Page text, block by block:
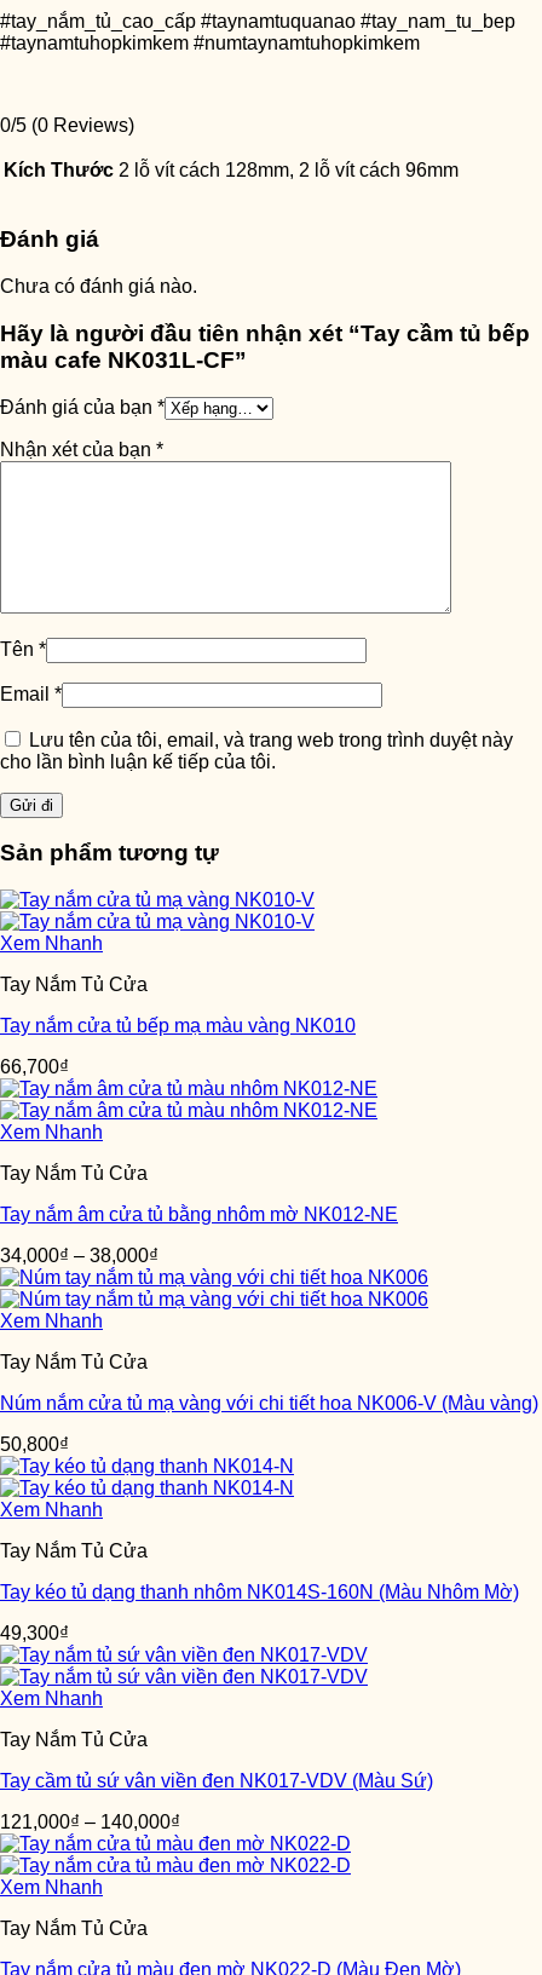
#tay_nắm_tủ_cao_cấp #taynamtuquanao #tay_nam_tu_bep
#taynamtuhopkimkem #numtaynamtuhopkimkem
0/5 (0 Reviews)
Kích Thước 2 lỗ vít cách 128mm, 2 lỗ vít cách 96mm
Đánh giá
Chưa có đánh giá nào.
Hãy là người đầu tiên nhận xét “Tay cầm tủ bếp
màu cafe NK031L-CF”
Đánh giá của bạn *
Nhận xét của bạn *
Tên *
Email *
Lưu tên của tôi, email, và trang web trong trình duyệt này
cho lần bình luận kế tiếp của tôi.
Sản phẩm tương tự
Xem Nhanh
Tay Nắm Tủ Cửa
Tay nắm cửa tủ bếp mạ màu vàng NK010
66,700₫
Xem Nhanh
Tay Nắm Tủ Cửa
Tay nắm âm cửa tủ bằng nhôm mờ NK012-NE
34,000₫ – 38,000₫
Xem Nhanh
Tay Nắm Tủ Cửa
Núm nắm cửa tủ mạ vàng với chi tiết hoa NK006-V (Màu vàng)
50,800₫
Xem Nhanh
Tay Nắm Tủ Cửa
Tay kéo tủ dạng thanh nhôm NK014S-160N (Màu Nhôm Mờ)
49,300₫
Xem Nhanh
Tay Nắm Tủ Cửa
Tay cầm tủ sứ vân viền đen NK017-VDV (Màu Sứ)
121,000₫ – 140,000₫
Xem Nhanh
Tay Nắm Tủ Cửa
Tay nắm cửa tủ màu đen mờ NK022-D (Màu Đen Mờ)